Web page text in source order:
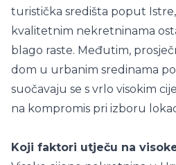
turistička središta poput
kvalitetnim nekretninama
blago raste. Međutim,
dom u urbanim sredinama
suočavaju se s vrlo visokim
na kompromis pri izboru
Koji faktori utječu na